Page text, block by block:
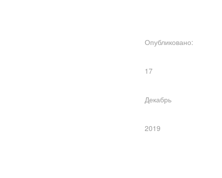
Опубликовано:
17
Декабрь
2019